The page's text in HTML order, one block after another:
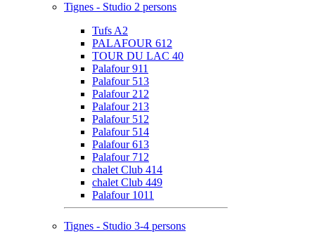
Tignes - Studio 2 persons
Tufs A2
PALAFOUR 612
TOUR DU LAC 40
Palafour 911
Palafour 513
Palafour 212
Palafour 213
Palafour 512
Palafour 514
Palafour 613
Palafour 712
chalet Club 414
chalet Club 449
Palafour 1011
Tignes - Studio 3-4 persons